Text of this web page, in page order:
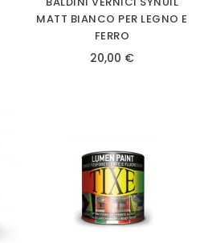
MATT BIANCO PER LEGNO E
FERRO
20,00 €